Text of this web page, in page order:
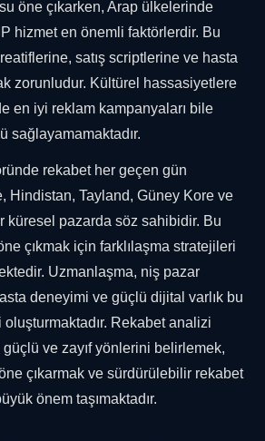
öne çıkarken, Arap ülkelerinde
hizmet en önemli faktörlerdir. Bu
satış scriptlerine ve hasta
zorunludur. Kültürel hassasiyetlere
en iyi reklam kampanyaları bile
sağlayamamaktadır.
rekabet her geçen gün
Hindistan, Tayland, Güney Kore ve
küresel pazarda söz sahibidir. Bu
çıkmak için farklılaşma stratejileri
Uzmanlaşma, niş pazar
deneyimi ve güçlü dijital varlık bu
Rekabet analizi
ve zayıf yönlerini belirlemek,
çıkarmak ve sürdürülebilir rekabet
önem taşımaktadır.